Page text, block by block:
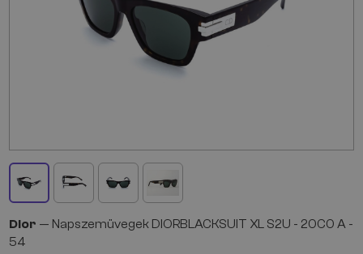
Dior — Napszemüvegek DIORBLACKSUIT XL S2U - 20C0 A -
54